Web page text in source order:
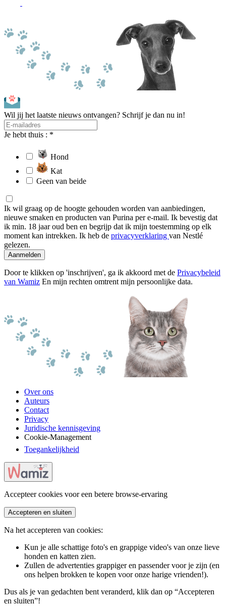
Wil jij het laatste nieuws ontvangen? Schrijf je dan nu in!
Je hebt thuis : *
Hond
Kat
Geen van beide
Ik wil graag op de hoogte gehouden worden van aanbiedingen,
nieuwe smaken en producten van Purina per e-mail. Ik bevestig dat
ik min. 18 jaar oud ben en begrijp dat ik mijn toestemming op elk
moment kan intrekken. Ik heb de privacyverklaring van Nestlé
gelezen.
Aanmelden
Door te klikken op 'inschrijven', ga ik akkoord met de Privacybeleid
van Wamiz En mijn rechten omtrent mijn persoonlijke data.
Over ons
Auteurs
Contact
Privacy
Juridische kennisgeving
Cookie-Management
Toegankelijkheid
Accepteer cookies voor een betere browse-ervaring
Accepteren en sluiten
Na het accepteren van cookies:
Kun je alle schattige foto's en grappige video's van onze lieve
honden en katten zien.
Zullen de advertenties grappiger en passender voor je zijn (en
ons helpen brokken te kopen voor onze harige vrienden!).
Dus als je van gedachten bent veranderd, klik dan op “Accepteren
en sluiten”!